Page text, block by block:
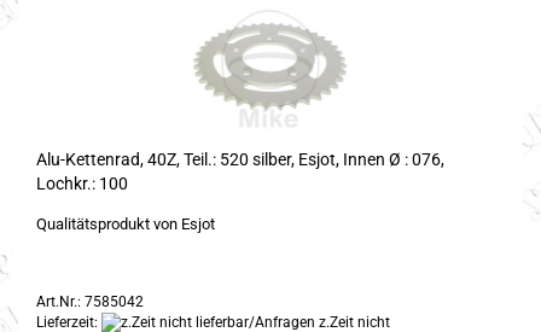
Alu-Kettenrad, 40Z, Teil.: 520 silber, Esjot, Innen Ø : 076,
Lochkr.: 100
Qualitätsprodukt von Esjot
Art.Nr.: 7585042
Lieferzeit:
z.Zeit nicht